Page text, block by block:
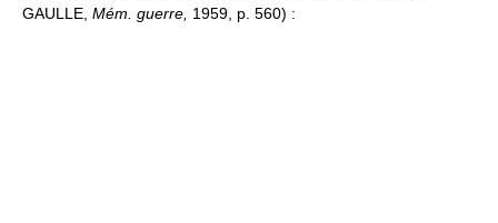
GAULLE, Mém. guerre, 1959, p. 560) :